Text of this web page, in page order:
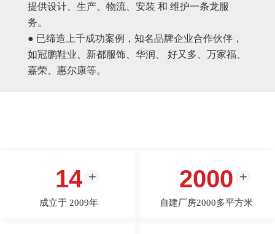
提供设计、生产、物流、安装 和 维护一条龙服
务。
● 已缔造上千成功案例，知名品牌企业合作伙伴，
如冠鹏鞋业、新都服饰、华润、 好又多、万家福、
嘉荣、惠尔康等。
14
成立于 2009年
2000
自建厂房2000多平方米